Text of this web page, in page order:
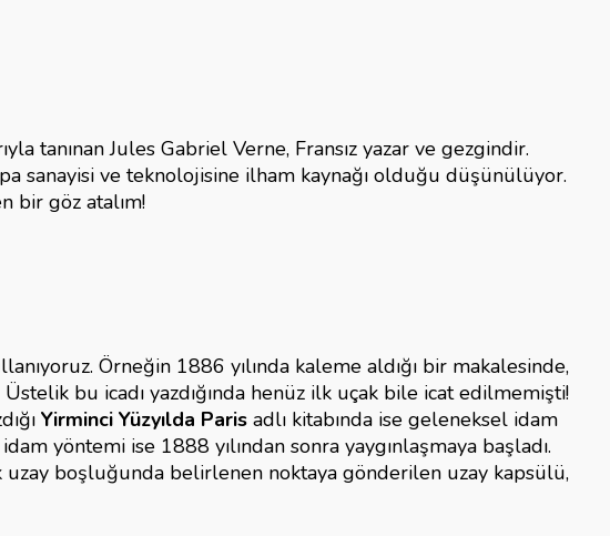
tanınan Jules Gabriel Verne, Fransız yazar ve gezgindir.
sanayisi ve teknolojisine ilham kaynağı olduğu düşünülüyor.
bir göz atalım!
Örneğin 1886 yılında kaleme aldığı bir makalesinde,
bu icadı yazdığında henüz ilk uçak bile icat edilmemişti!
Yirminci Yüzyılda Paris adlı kitabında ise geleneksel idam
yöntemi ise 1888 yılından sonra yaygınlaşmaya başladı.
uzay boşluğunda belirlenen noktaya gönderilen uzay kapsülü,